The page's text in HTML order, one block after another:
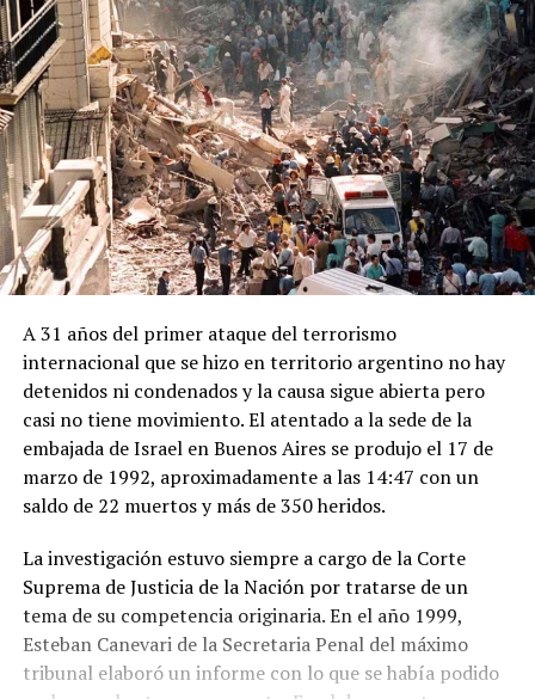
A 31 años del primer ataque del terrorismo
internacional que se hizo en territorio argentino no hay
detenidos ni condenados y la causa sigue abierta pero
casi no tiene movimiento. El atentado a la sede de la
embajada de Israel en Buenos Aires se produjo el 17 de
marzo de 1992, aproximadamente a las 14:47 con un
saldo de 22 muertos y más de 350 heridos.
La investigación estuvo siempre a cargo de la Corte
Suprema de Justicia de la Nación por tratarse de un
tema de su competencia originaria. En el año 1999,
Esteban Canevari de la Secretaria Penal del máximo
tribunal elaboró un informe con lo que se había podido